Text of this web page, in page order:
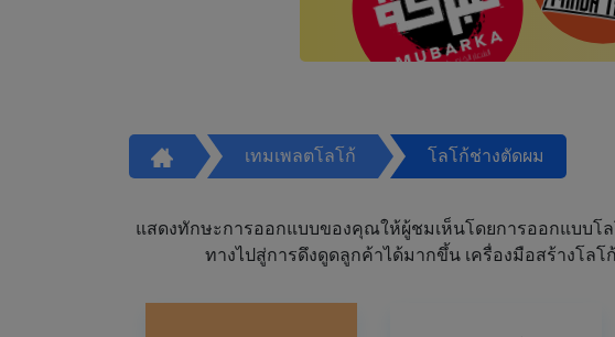
เทมเพลตโลโก้ โลโก้ช่างตัดผม
แสดงทักษะการออกแบบของคุณให้ผู้ชมเห็นโดยการออกแบบโ
ทางไปสู่การดึงดูดลูกค้าได้มากขึ้น เครื่องมือสร้างโล